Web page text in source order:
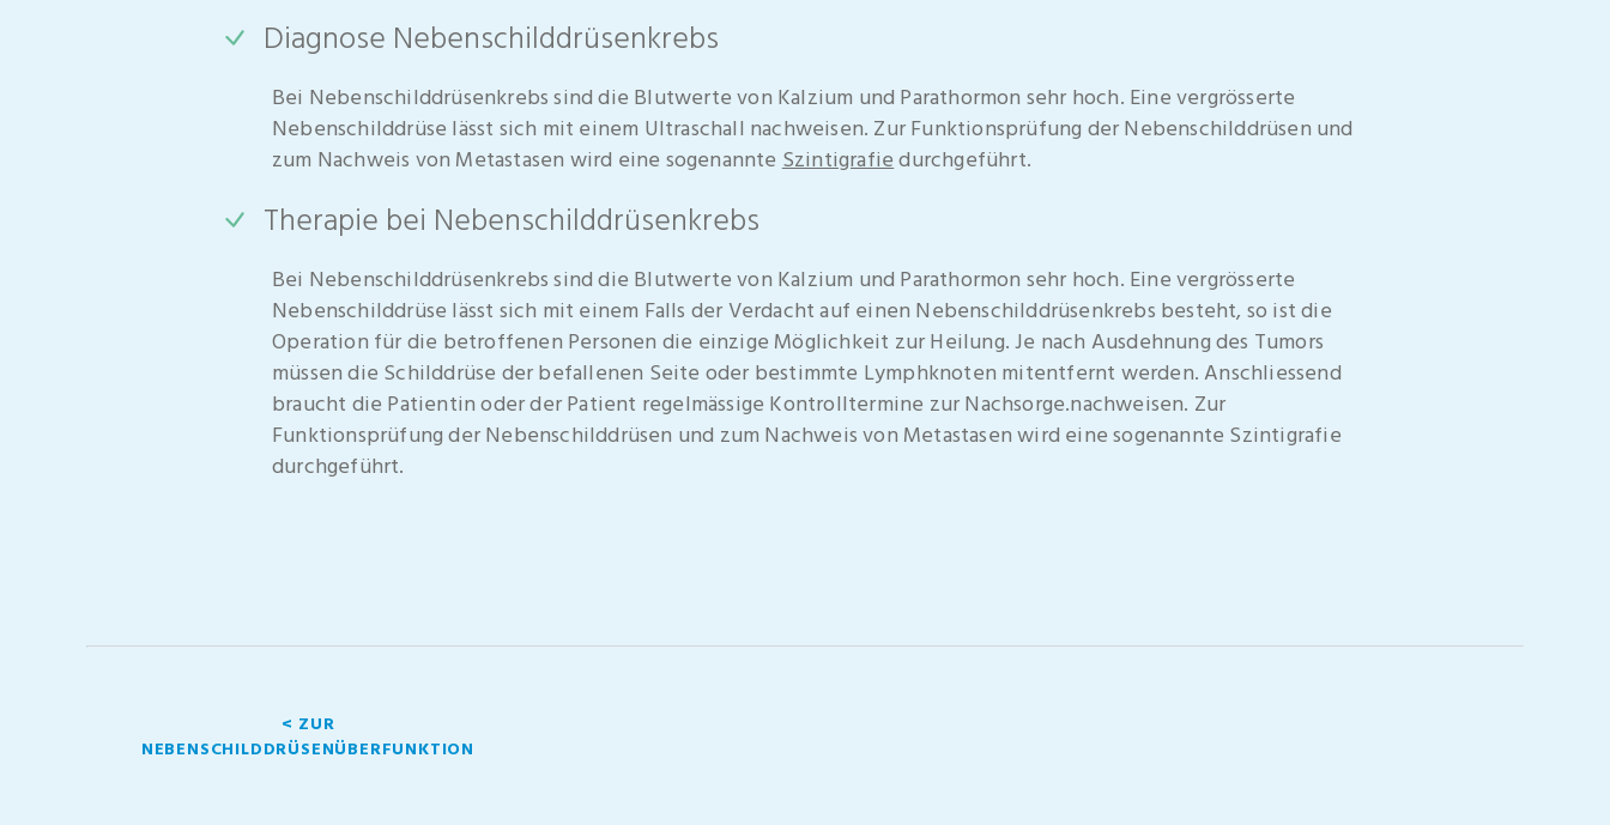
Diagnose Nebenschilddrüsenkrebs
Bei Nebenschilddrüsenkrebs sind die Blutwerte von Kalzium und Parathormon sehr hoch. Eine vergrösserte
Nebenschilddrüse lässt sich mit einem Ultraschall nachweisen. Zur Funktionsprüfung der Nebenschilddrüsen und
zum Nachweis von Metastasen wird eine sogenannteSzintigrafiedurchgeführt.
Therapie bei Nebenschilddrüsenkrebs
Bei Nebenschilddrüsenkrebs sind die Blutwerte von Kalzium und Parathormon sehr hoch. Eine vergrösserte
Nebenschilddrüse lässt sich mit einem Falls der Verdacht auf einen Nebenschilddrüsenkrebs besteht, so ist die
Operation für die betroffenen Personen die einzige Möglichkeit zur Heilung. Je nach Ausdehnung des Tumors
müssen die Schilddrüse der befallenen Seite oder bestimmte Lymphknoten mitentfernt werden. Anschliessend
braucht die Patientin oder der Patient regelmässige Kontrolltermine zur Nachsorge.nachweisen. Zur
Funktionsprüfung der Nebenschilddrüsen und zum Nachweis von Metastasen wird eine sogenannte Szintigrafie
durchgeführt.
< ZUR
NEBENSCHILDDRÜSENÜBERFUNKTION